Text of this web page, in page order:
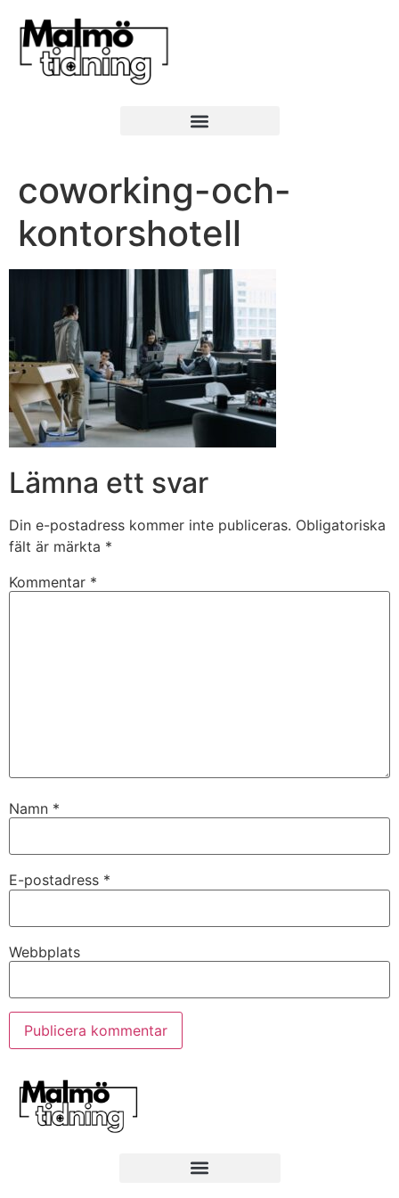
coworking-och-
kontorshotell
Lämna ett svar
Din e-postadress kommer inte publiceras. Obligatoriska
fält är märkta *
Kommentar *
Namn *
E-postadress *
Webbplats